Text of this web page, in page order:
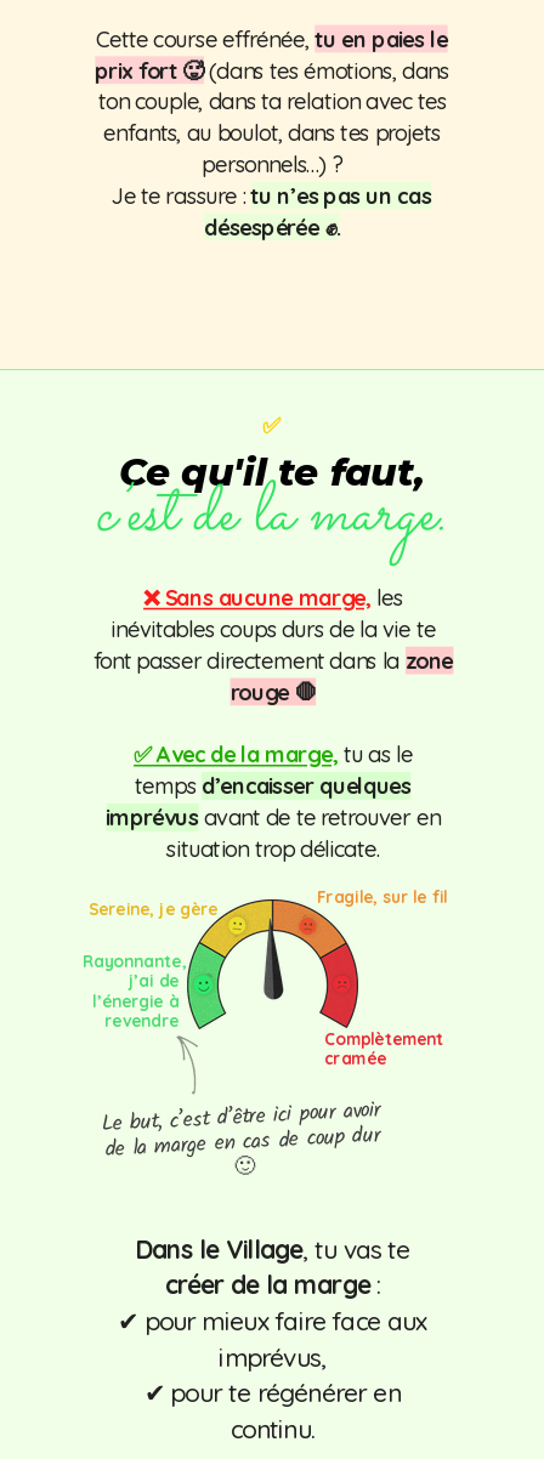
Cette course effrénée,tu en paies le
prix fort 🥵(dans tes émotions, dans
ton couple, dans ta relation avec tes
enfants, au boulot, dans tes projets
personnels…) ?
Je te rassure :tu n’es pas un cas
désespérée ✊.
Ce qu'il te faut,
✅
c’est de la marge.
❌ Sans aucune marge, les
inévitables coups durs de la vie te
font passer directement dans la zone
rouge 🛑
✅ Avec de la marge, tu as le
temps d’encaisser quelques
imprévusavant de te retrouver en
situation trop délicate.
Complètement
cramée
Fragile, sur le fil
Rayonnante,
j’ai de
l’énergie à
revendre
Sereine, je gère
Le but, c’est d’être ici pour avoir
de la marge en cas de coup dur
🙂
Dans le Village, tu vas te
créer de la marge:
✔ pour mieux faire face aux
imprévus,
✔ pour te régénérer en
continu.